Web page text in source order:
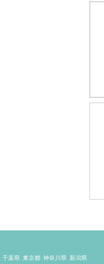
千葉県 東京都 神奈川県 新潟県